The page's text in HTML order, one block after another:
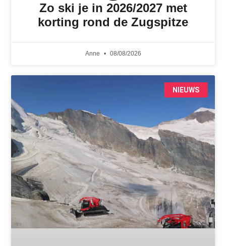
Zo ski je in 2026/2027 met
korting rond de Zugspitze
Anne 08/08/2026
NIEUWS